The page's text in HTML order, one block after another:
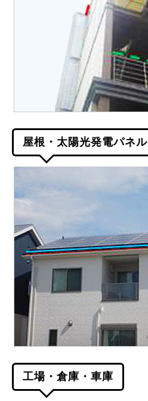
屋根・太陽光発電パネル
工場・倉庫・車庫